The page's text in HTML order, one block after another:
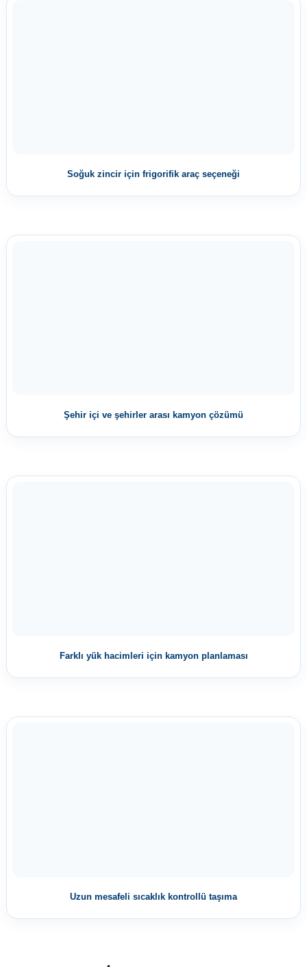
Soğuk zincir için frigorifik araç seçeneği
Şehir içi ve şehirler arası kamyon çözümü
Farklı yük hacimleri için kamyon planlaması
Uzun mesafeli sıcaklık kontrollü taşıma